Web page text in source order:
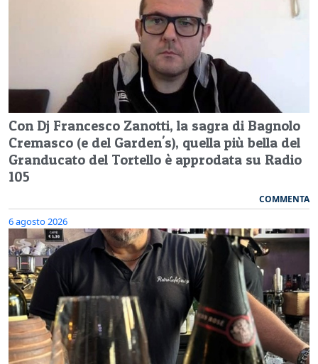
Con Dj Francesco Zanotti, la sagra di Bagnolo
Cremasco (e del Garden's), quella più bella del
Granducato del Tortello è approdata su Radio
105
COMMENTA
6 agosto 2026